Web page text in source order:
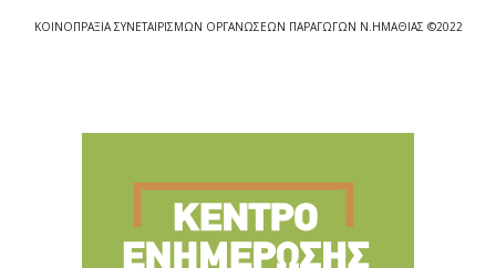
ΚΟΙΝΟΠΡΑΞΙΑ ΣΥΝΕΤΑΙΡΙΣΜΩΝ ΟΡΓΑΝΩΣΕΩΝ ΠΑΡΑΓΩΓΩΝ Ν.ΗΜΑΘΙΑΣ ©2022